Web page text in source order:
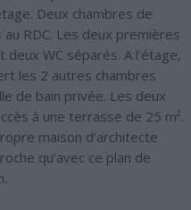
Deux chambres de
RDC. Les deux premières
WC séparés. A l’étage,
les 2 autres chambres
de bain privée. Les deux
à une terrasse de 25 m².
maison d’architecte
qu’avec ce plan de